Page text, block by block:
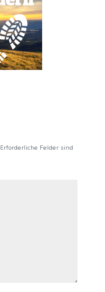
Erforderliche Felder sind